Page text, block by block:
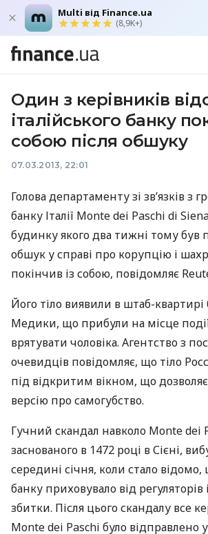
Multi від Finance.ua
(8,9K+)
Один з керівників
італійського банку
собою після обшуку
07.03.2013, 22:01
Голова департаменту зі зв’язків з
банку Італії Monte dei Paschi di
будинку якого два тижні тому був
обшук у справі про корупцію і
покінчив із собою, повідомляє
Його тіло виявили в штаб-квартирі
Медики, що прибули на місце
врятувати чоловіка. Агентство з
очевидців повідомляє, що тіло
під відкритим вікном, що
версію про самогубство.
Гучний скандал навколо Monte dei
заснованого в 1472 році в Сієні,
середині січня, коли стало
банку приховувало від
збитки. Після цього скандалу все
Monte dei Paschi було відправлено